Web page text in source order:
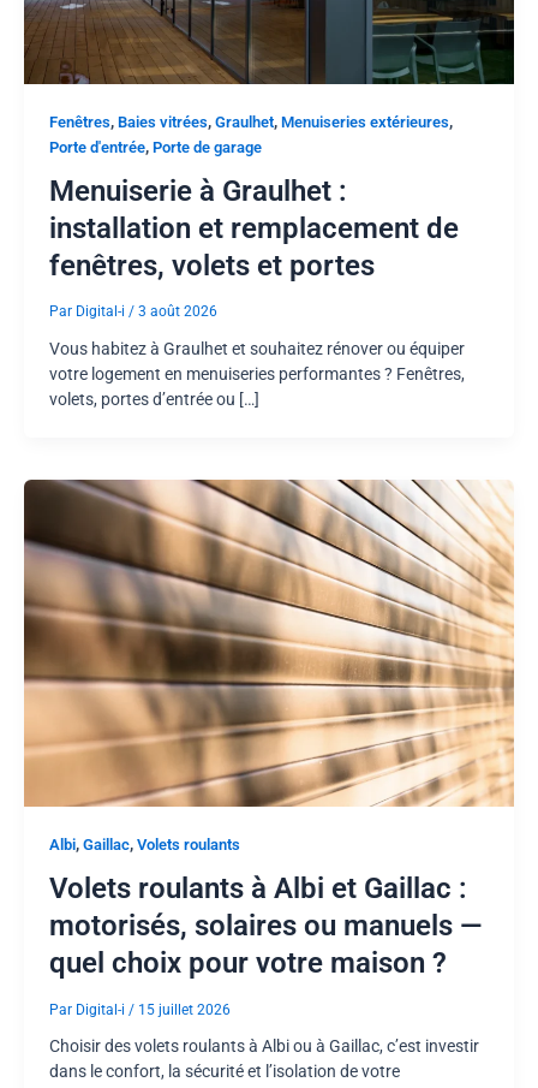
Fenêtres, Baies vitrées, Graulhet, Menuiseries extérieures,
Porte d'entrée, Porte de garage
Menuiserie à Graulhet :
installation et remplacement de
fenêtres, volets et portes
Par Digital-i / 3 août 2026
Vous habitez à Graulhet et souhaitez rénover ou équiper
votre logement en menuiseries performantes ? Fenêtres,
volets, portes d’entrée ou […]
Albi, Gaillac, Volets roulants
Volets roulants à Albi et Gaillac :
motorisés, solaires ou manuels —
quel choix pour votre maison ?
Par Digital-i / 15 juillet 2026
Choisir des volets roulants à Albi ou à Gaillac, c’est investir
dans le confort, la sécurité et l’isolation de votre